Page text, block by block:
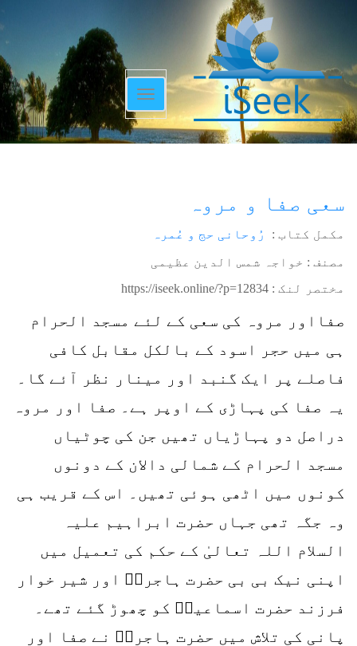
Toggle
navigation
سعی صفا و مروہ
مکمل کتاب : رُوحانی حج و عُمرہ
مصنف : خواجہ شمس الدین عظیمی
مختصر لنک : https://iseek.online/?p=12834
صفااور مروہ کی سعی کے لئے مسجد الحرام
ہی میں حجر اسود کے بالکل مقابل کافی
فاصلے پر ایک گنبد اور مینار نظر آئے گا۔
یہ صفا کی پہاڑی کے اوپر ہے۔ صفا اور مروہ
دراصل دو پہاڑیاں تھیں جن کی چوٹیاں
مسجد الحرام کے شمالی دالان کے دونوں
کونوں میں اٹھی ہوئی تھیں۔ اس کے قریب ہی
وہ جگہ تھی جہاں حضرت ابراہیم علیہ
السلام اللہ تعالیٰ کے حکم کی تعمیل میں
اپنی نیک بی بی حضرت ہاجرہؓ اور شیر خوار
فرزند حضرت اسماعیلؑ کو چھوڑ گئے تھے۔
پانی کی تلاش میں حضرت ہاجرہؓ نے صفا اور